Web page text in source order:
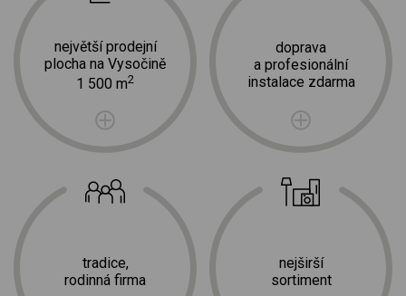
největší prodejní
plocha na Vysočině
1 500 m2
tradice,
rodinná firma
doprava
a profesionální
instalace zdarma
nejširší
sortiment